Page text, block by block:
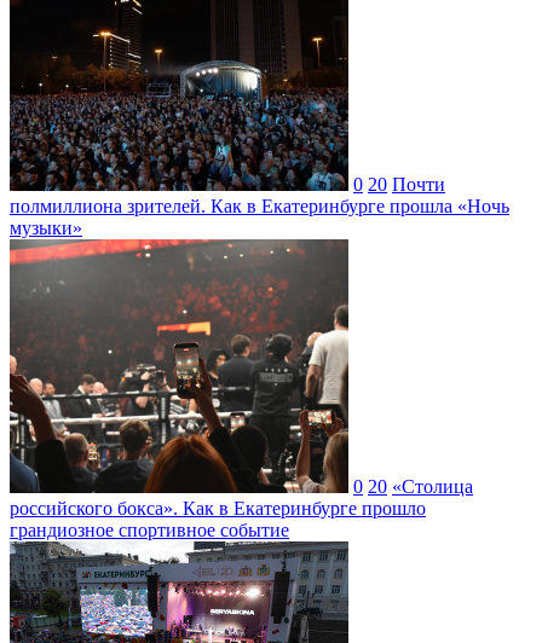
0 20 Почти
полмиллиона зрителей. Как в Екатеринбурге прошла «Ночь
музыки»
0 20 «Столица
российского бокса». Как в Екатеринбурге прошло
грандиозное спортивное событие